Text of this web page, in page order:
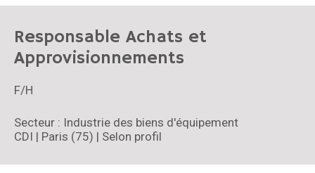
Responsable Achats et
Approvisionnements
F/H
Secteur : Industrie des biens d'équipement
CDI | Paris (75) | Selon profil